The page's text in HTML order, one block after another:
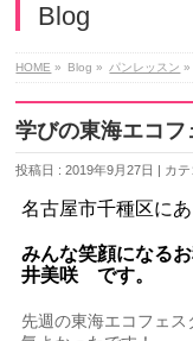
Blog
HOME » Blog » パンレッスン »
学びの東海エコフ
投稿日 : 2019年9月27日 | カテ
名古屋市千種区に
みんな笑顔になる
井美咲です。
先週の東海エコフェ